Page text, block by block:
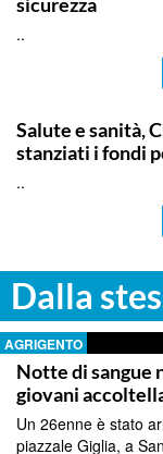
..
Salute e sanità,
stanziati i fondi
..
Dalla
AGRIGENTO
Notte di sangue
giovani
Un 26enne è stato
piazzale Giglia, a